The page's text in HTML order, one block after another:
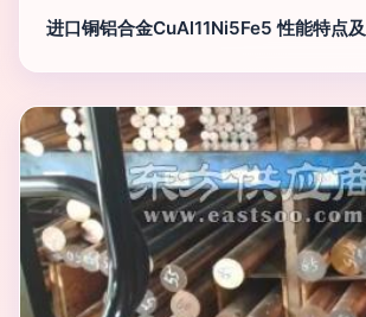
进口铜铝合金CuAl11Ni5Fe5 性能特点